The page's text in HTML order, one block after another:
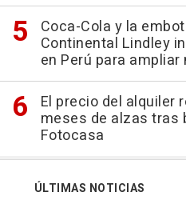
Coca-Cola y la
Continental Lindley
en Perú para
El precio del alquiler
meses de alzas tras
Fotocasa
ÚLTIMAS NOTICIAS